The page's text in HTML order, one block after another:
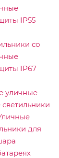
IP55
со
IP67
уличные
для